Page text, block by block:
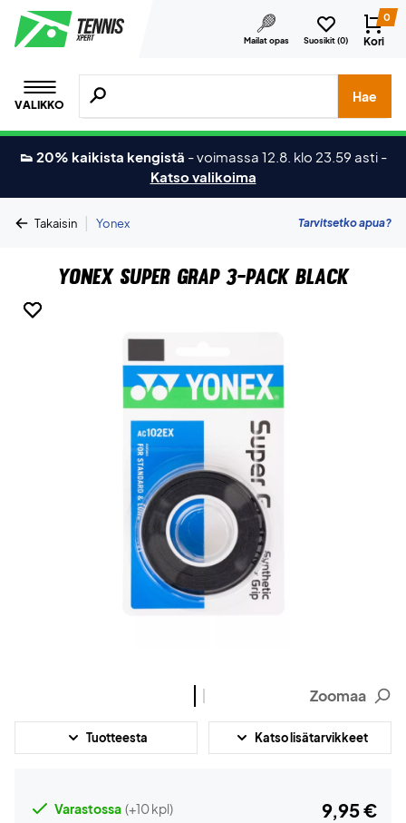
Mailat opas Suosikit (0)
0
Kori
VALIKKO
Hae tuotteita, merkkejä jne.
Hae
👟 20% kaikista kengistä -voimassa 12.8. klo 23.59 asti -
Katso valikoima
Takaisin | Yonex Tarvitsetko apua?
Yonex Super Grap 3-Pack Black
Zoomaa
Tuotteesta Katso lisätarvikkeet
Varastossa (+10 kpl) 9,95 €